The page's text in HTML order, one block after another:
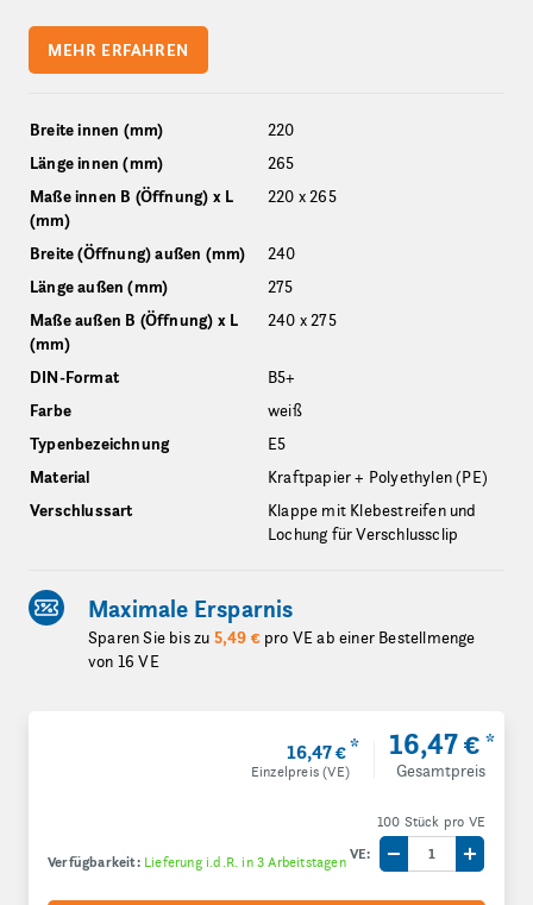
MEHR ERFAHREN
Breite innen (mm)
220
Länge innen (mm)
265
Maße innen B (Öffnung) x L
(mm)
220 x 265
Breite (Öffnung) außen (mm)
240
Länge außen (mm)
275
Maße außen B (Öffnung) x L
(mm)
240 x 275
DIN-Format
B5+
Farbe
weiß
Typenbezeichnung
E5
Material
Kraftpapier + Polyethylen (PE)
Verschlussart
Klappe mit Klebestreifen und
Lochung für Verschlussclip
Maximale Ersparnis
Sparen Sie bis zu 5,49 €pro VE ab einer Bestellmenge
von 16 VE
16,47 €*
Einzelpreis (VE)
16,47 € *
Gesamtpreis
Verfügbarkeit: Lieferung i.d.R. in 3 Arbeitstagen
100 Stück pro VE
VE:
Menge um eine
Menge